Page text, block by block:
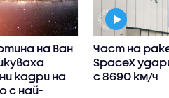
на Ван
кадри на
с най-
Част на
SpaceX
с 8690 км/ч